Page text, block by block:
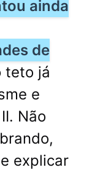
ainda
de
teto já
e
Não
explicar